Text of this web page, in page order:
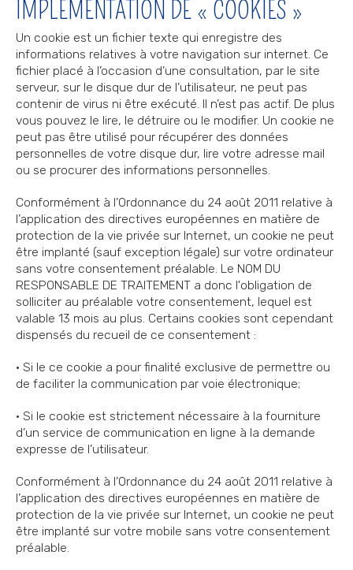
IMPLÉMENTATION DE « COOKIES »
Un cookie est un fichier texte qui enregistre des
informations relatives à votre navigation sur internet. Ce
fichier placé à l’occasion d’une consultation, par le site
serveur, sur le disque dur de l’utilisateur, ne peut pas
contenir de virus ni être exécuté. Il n’est pas actif. De plus
vous pouvez le lire, le détruire ou le modifier. Un cookie ne
peut pas être utilisé pour récupérer des données
personnelles de votre disque dur, lire votre adresse mail
ou se procurer des informations personnelles.
Conformément à l’Ordonnance du 24 août 2011 relative à
l’application des directives européennes en matière de
protection de la vie privée sur Internet, un cookie ne peut
être implanté (sauf exception légale) sur votre ordinateur
sans votre consentement préalable. Le NOM DU
RESPONSABLE DE TRAITEMENT a donc l'obligation de
solliciter au préalable votre consentement, lequel est
valable 13 mois au plus. Certains cookies sont cependant
dispensés du recueil de ce consentement :
• Si le ce cookie a pour finalité exclusive de permettre ou
de faciliter la communication par voie électronique;
• Si le cookie est strictement nécessaire à la fourniture
d’un service de communication en ligne à la demande
expresse de l’utilisateur.
Conformément à l’Ordonnance du 24 août 2011 relative à
l’application des directives européennes en matière de
protection de la vie privée sur Internet, un cookie ne peut
être implanté sur votre mobile sans votre consentement
préalable.